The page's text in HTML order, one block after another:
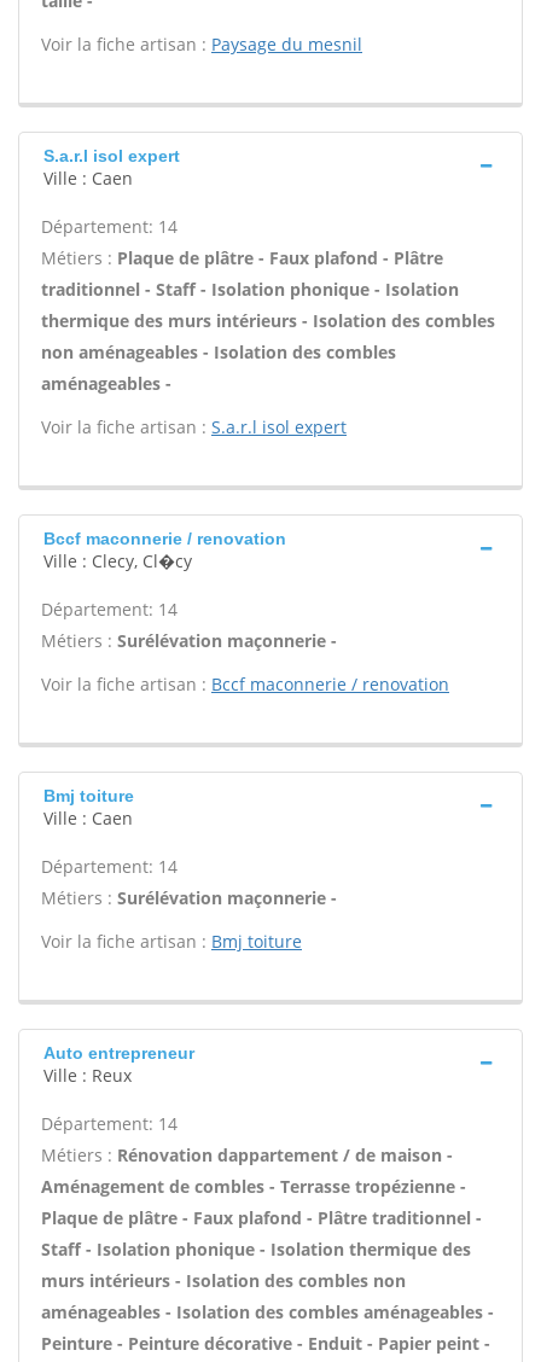
Voir la fiche artisan : Paysage du mesnil
S.a.r.l isol expert
Ville : Caen
Département: 14
Métiers : Plaque de plâtre - Faux plafond - Plâtre
traditionnel - Staff - Isolation phonique - Isolation
thermique des murs intérieurs - Isolation des combles
non aménageables - Isolation des combles
aménageables -
Voir la fiche artisan : S.a.r.l isol expert
Bccf maconnerie / renovation
Ville : Clecy, Cl�cy
Département: 14
Métiers : Surélévation maçonnerie -
Voir la fiche artisan : Bccf maconnerie / renovation
Bmj toiture
Ville : Caen
Département: 14
Métiers : Surélévation maçonnerie -
Voir la fiche artisan : Bmj toiture
Auto entrepreneur
Ville : Reux
Département: 14
Métiers : Rénovation dappartement / de maison -
Aménagement de combles - Terrasse tropézienne -
Plaque de plâtre - Faux plafond - Plâtre traditionnel -
Staff - Isolation phonique - Isolation thermique des
murs intérieurs - Isolation des combles non
aménageables - Isolation des combles aménageables -
Peinture - Peinture décorative - Enduit - Papier peint -